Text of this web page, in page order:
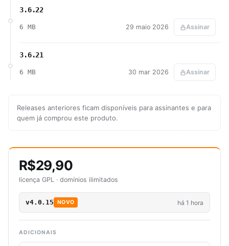
3.6.22
6 MB 29 maio 2026 Assinar
3.6.21
6 MB 30 mar 2026 Assinar
Releases anteriores ficam disponíveis para assinantes e para
quem já comprou este produto.
R$29,90
licença GPL · domínios ilimitados
v4.0.15 NOVO há 1 hora
ADICIONAIS